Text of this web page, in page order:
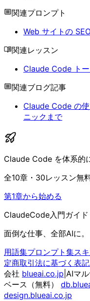
関連プロンプト
Web サイトの
関連レッスン
Claude Code ト
関連ブログ記事
Claude Code の
ニックまで
Claude Code を体系的
全10章・30レッスン無
第1章から始める
ClaudeCode入門ガイド
面倒な仕事、全部AIに。
用語集プロンプト集ス
定商取引法に基づく表記
会社 blueai.co.jp AIマ
ベース（無料）
design.blueai.co.jp